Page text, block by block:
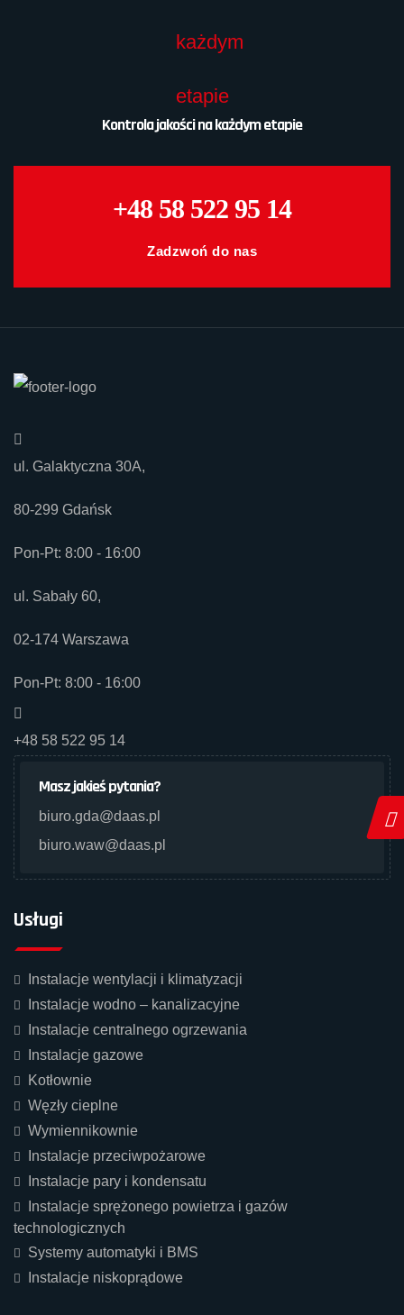
Kontrola jakości na każdym etapie
+48 58 522 95 14
Zadzwoń do nas
ul. Galaktyczna 30A,
80-299 Gdańsk
Pon-Pt: 8:00 - 16:00
ul. Sabały 60,
02-174 Warszawa
Pon-Pt: 8:00 - 16:00
+48 58 522 95 14
Masz jakieś pytania?
biuro.gda@daas.pl
biuro.waw@daas.pl
Usługi
Instalacje wentylacji i klimatyzacji
Instalacje wodno – kanalizacyjne
Instalacje centralnego ogrzewania
Instalacje gazowe
Kotłownie
Węzły cieplne
Wymiennikownie
Instalacje przeciwpożarowe
Instalacje pary i kondensatu
Instalacje sprężonego powietrza i gazów
technologicznych
Systemy automatyki i BMS
Instalacje niskoprądowe